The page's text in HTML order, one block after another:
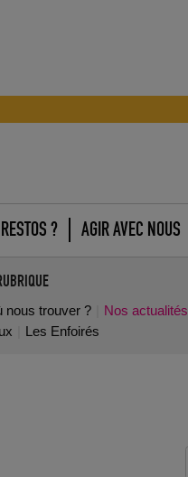
? AGIR AVEC NOUS
nous trouver ? Nos actualités
Les Enfoirés